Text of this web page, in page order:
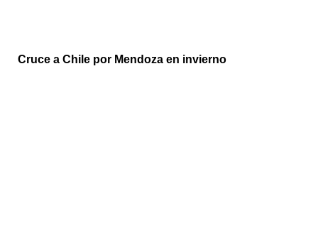
Cruce a Chile por Mendoza en invierno